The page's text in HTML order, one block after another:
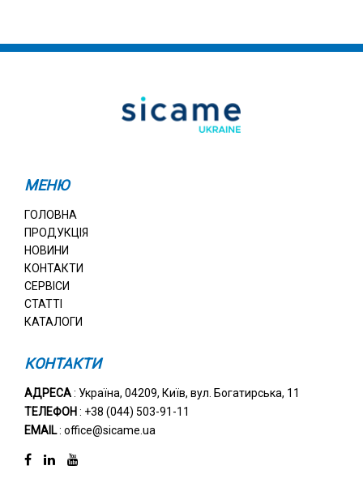
МЕНЮ
ГОЛОВНА
ПРОДУКЦІЯ
НОВИНИ
КОНТАКТИ
СЕРВІСИ
СТАТТІ
КАТАЛОГИ
КОНТАКТИ
АДРЕСА: Україна, 04209, Київ, вул. Богатирська, 11
ТЕЛЕФОН : +38 (044) 503-91-11
EMAIL: office@sicame.ua